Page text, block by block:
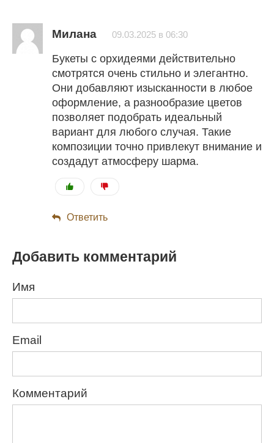
Милана 09.03.2025 в 06:30
Букеты с орхидеями действительно
смотрятся очень стильно и элегантно.
Они добавляют изысканности в любое
оформление, а разнообразие цветов
позволяет подобрать идеальный
вариант для любого случая. Такие
композиции точно привлекут внимание и
создадут атмосферу шарма.
Ответить
Добавить комментарий
Имя
Email
Комментарий